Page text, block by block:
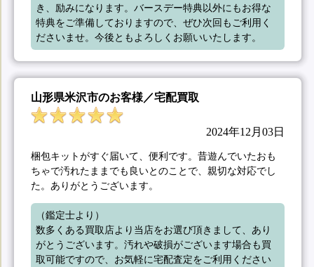
き、励みになります。バースデー特典以外にもお得な
特典をご準備しておりますので、ぜひ次回もご利用く
ださいませ。今後ともよろしくお願いいたします。
山形県米沢市のお客様／宅配買取
2024年12月03日
梱包キットがすぐ届いて、便利です。昔遊んでいたおも
ちゃで汚れたままでも良いとのことで、親切な対応でし
た。ありがとうございます。
（鑑定士より）
数多くある買取店より当店をお選び頂きまして、あり
がとうございます。汚れや破損がございます場合も買
取可能ですので、お気軽に宅配査定をご利用ください